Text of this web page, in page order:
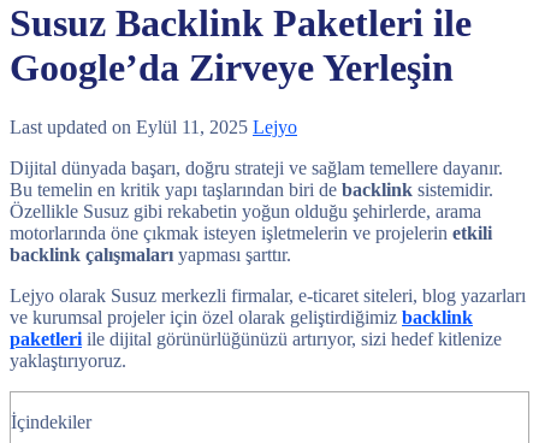
Susuz Backlink Paketleri ile
Google’da Zirveye Yerleşin
Last updated on Eylül 11, 2025 Lejyo
Dijital dünyada başarı, doğru strateji ve sağlam temellere dayanır.
Bu temelin en kritik yapı taşlarından biri de backlink sistemidir.
Özellikle Susuz gibi rekabetin yoğun olduğu şehirlerde, arama
motorlarında öne çıkmak isteyen işletmelerin ve projelerin etkili
backlink çalışmaları yapması şarttır.
Lejyo olarak Susuz merkezli firmalar, e-ticaret siteleri, blog yazarları
ve kurumsal projeler için özel olarak geliştirdiğimiz backlink
paketleri ile dijital görünürlüğünüzü artırıyor, sizi hedef kitlenize
yaklaştırıyoruz.
İçindekiler